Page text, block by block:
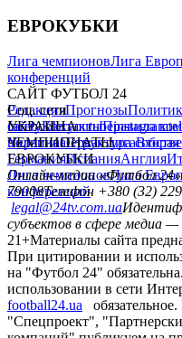
ЕВРОКУБКИ
Лига чемпионовЛига
конференций
САЙТ ФУТБОЛ 24
РедакцияПрогнозы
сайтуКонтактыПравила
политикаСтруктура
Соц. сети
facebookxyoutubeinstagram
УКРАИНА
УкраинаПервая лигаВторая
ЧЕМПИОНАТЫ
ГерманияИспанияАнглия
ЕВРОКУБКИ
Лига чемпионовЛига
конференций
Онлайн-медиа «Футбол 24»
79008Телефон +380 (32)
legal@24tv.com.ua
субъектов в сфере медиа —
21+Материалы сайта
При цитировании и
на "Футбол 24"
использовании в сети
football24.ua
"Спецпроект",